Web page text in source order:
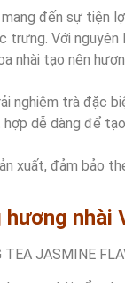
đến sự tiện
trưng. Với
nhài tạo nên
nghiệm trà đặc
dễ dàng để
xuất, đảm bảo
nhài
TEA JASMINE